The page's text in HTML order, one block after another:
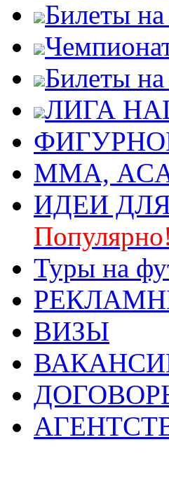
Билеты
Билеты
ЛИГА
ММА,
ИДЕИ
Популярно!
Туры на
ВИЗЫ